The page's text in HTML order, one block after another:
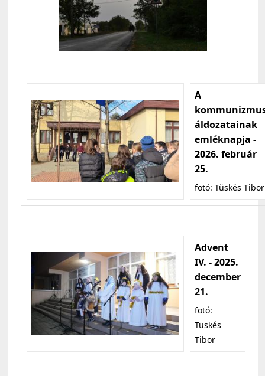
A
áldozatainak
emléknapja -
2026. február
25.
fotó: Tüskés Tibor
Advent
IV. - 2025.
december
21.
fotó:
Tüskés
Tibor